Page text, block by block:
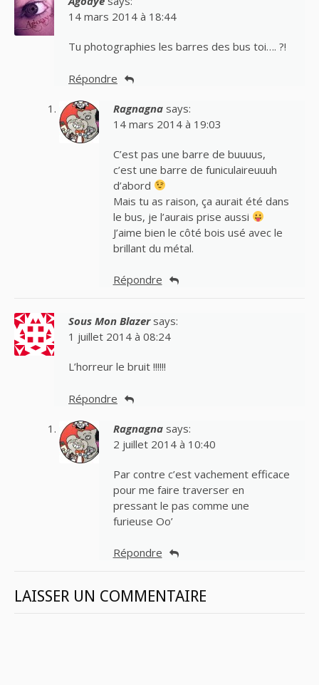
14 mars 2014 à 18:44
Tu photographies les barres des bus toi…. ?!
Répondre
Ragnagna says:
14 mars 2014 à 19:03
C’est pas une barre de buuuus,
c’est une barre de funiculaireuuuh
d’abord
Mais tu as raison, ça aurait été dans
le bus, je l’aurais prise aussi
J’aime bien le côté bois usé avec le
brillant du métal.
Répondre
Sous Mon Blazer says:
1 juillet 2014 à 08:24
L’horreur le bruit !!!!!!
Répondre
Ragnagna says:
2 juillet 2014 à 10:40
Par contre c’est vachement efficace
pour me faire traverser en
pressant le pas comme une
furieuse Oo’
Répondre
LAISSER UN COMMENTAIRE